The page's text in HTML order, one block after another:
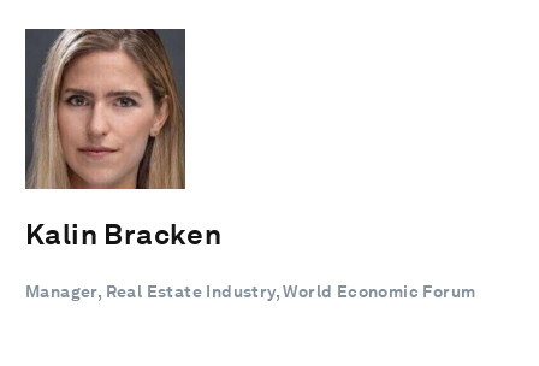
Kalin Bracken
Manager, Real Estate Industry, World Economic Forum